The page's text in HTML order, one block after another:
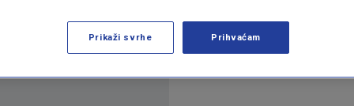
putovanje kroz događaje, bitke i ključne
Prikaži svrhe Prihvaćam